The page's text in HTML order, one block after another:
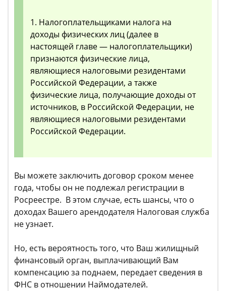
1. Налогоплательщиками налога на
доходы физических лиц (далее в
настоящей главе — налогоплательщики)
признаются физические лица,
являющиеся налоговыми резидентами
Российской Федерации, а также
физические лица, получающие доходы от
источников, в Российской Федерации, не
являющиеся налоговыми резидентами
Российской Федерации.
Вы можете заключить договор сроком менее
года, чтобы он не подлежал регистрации в
Росреестре. В этом случае, есть шансы, что о
доходах Вашего арендодателя Налоговая служба
не узнает.
Но, есть вероятность того, что Ваш жилищный
финансовый орган, выплачивающий Вам
компенсацию за поднаем, передает сведения в
ФНС в отношении Наймодателей.